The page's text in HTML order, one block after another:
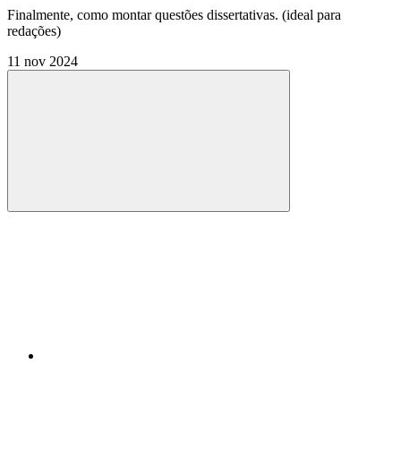
Finalmente, como montar questões dissertativas. (ideal para
redações)
11 nov 2024
Compartilhar